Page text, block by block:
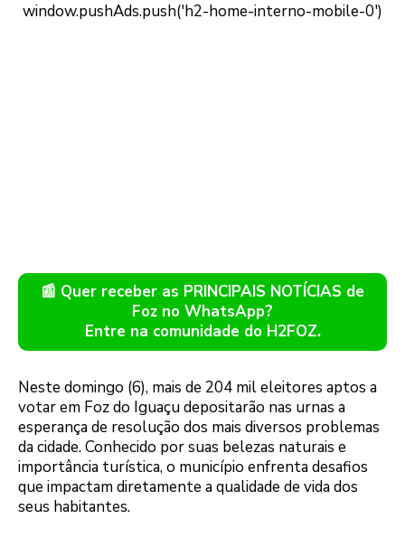
📰 Quer receber as PRINCIPAIS NOTÍCIAS de
Foz no WhatsApp?
Entre na comunidade do H2FOZ.
Neste domingo (6), mais de 204 mil eleitores aptos a
votar em Foz do Iguaçu depositarão nas urnas a
esperança de resolução dos mais diversos problemas
da cidade. Conhecido por suas belezas naturais e
importância turística, o município enfrenta desafios
que impactam diretamente a qualidade de vida dos
seus habitantes.